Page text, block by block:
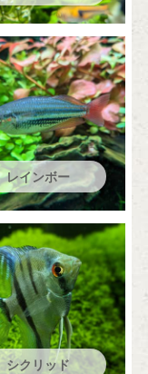
レインボー
シクリッド